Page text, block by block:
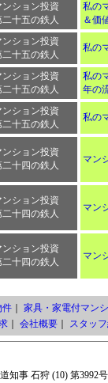
ンション投資
二十五の鉄人
私の
＆価
ンション投資
二十五の鉄人
私の
ンション投資
二十五の鉄人
私の
年の
ンション投資
二十五の鉄人
私の
ンション投資
二十四の鉄人
マン
ンション投資
二十四の鉄人
マン
ンション投資
二十四の鉄人
マン
件｜ 家具・家電付マン
｜ 会社概要｜ スタッ
事 石狩 (10) 第3992号